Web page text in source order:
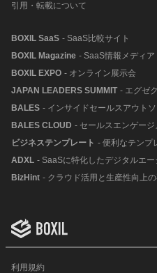
引用・転載について
BOXIL SaaS - SaaS比較サイト
BOXIL Magazine - SaaS情報メディア
BOXIL EXPO - オンライン展示会
JAPAN LEADERS SUMMIT - エグゼ
BALES - インサイドセールスアウト
BALES CLOUD - セールスエンゲー
ビジネステンプレート - 便利なテンプ
ADXL - SaaSに特化したデジタルエー
BizHint - クラウド活用と生産性向上
利用規約